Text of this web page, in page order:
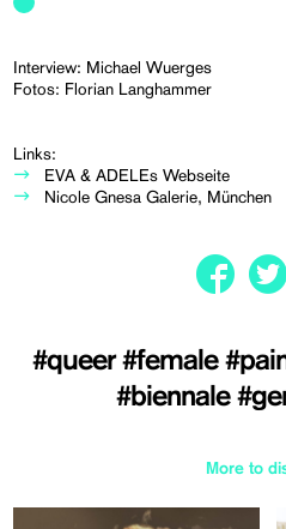
Interview: Michael Wuerges
Fotos: Florian Langhammer
Links:
EVA & ADELEs Webseite
Nicole Gnesa Galerie, München
#queer#female
#biennale
More to